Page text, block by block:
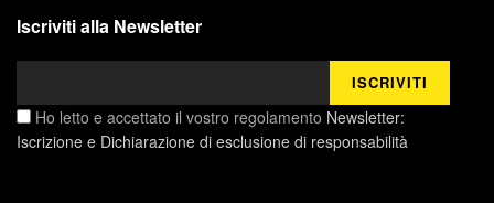
Iscriviti alla Newsletter
Ho letto e accettato il vostro regolamento Newsletter:
Iscrizione e Dichiarazione di esclusione di responsabilità